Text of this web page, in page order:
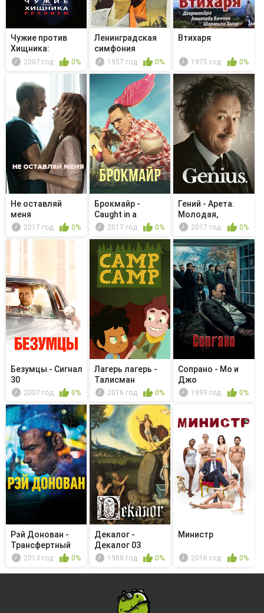
Чужие против
Хищника:
Реквием
2007 год 0%
Ленинградская
симфония
1957 год 0%
Втихаря
1975 год 0%
Не оставляй
меня
2017 год 0%
Брокмайр -
Caught in a
Rundown
2017 год 0%
Гений - Арета.
Молодая,
одаренная и ч...
2017 год 0%
Безумцы - Сигнал
30
2007 год 0%
Лагерь лагерь -
Талисман
2016 год 0%
Сопрано - Мо и
Джо
1999 год 0%
Рэй Донован -
Трансфертный
агент2013 год 0%
Декалог -
Декалог 03
1988 год 0%
Министр
2016 год 0%